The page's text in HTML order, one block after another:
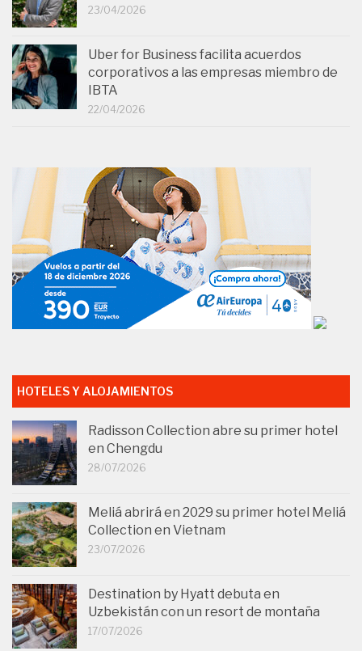
23/04/2026
Uber for Business facilita acuerdos
corporativos a las empresas miembro de
IBTA
22/04/2026
HOTELES Y ALOJAMIENTOS
Radisson Collection abre su primer hotel
en Chengdu
28/07/2026
Meliá abrirá en 2029 su primer hotel Meliá
Collection en Vietnam
23/07/2026
Destination by Hyatt debuta en
Uzbekistán con un resort de montaña
17/07/2026